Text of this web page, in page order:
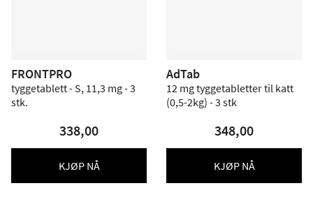
FRONTPRO
tyggetablett - S, 11,3 mg - 3
stk.
338,00
KJØP NÅ
AdTab
12 mg tyggetabletter til katt
(0,5-2kg) - 3 stk
348,00
KJØP NÅ